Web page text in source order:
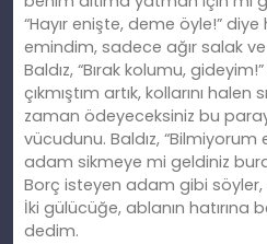
“Hayır enişte, deme öyle!” diye
emindim, sadece ağır salak
Baldız, “Bırak kolumu,
çıkmıştım artık, kollarını halen
zaman ödeyeceksiniz bu
vücudunu. Baldız, “Bilmiyorum
adam sikmeye mi geldiniz
Borç isteyen adam gibi söyler,
İki gülücüğe, ablanın hatırına
dedim.